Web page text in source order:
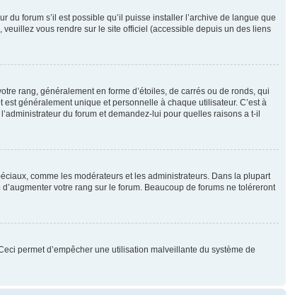
forum s’il est possible qu’il puisse installer l’archive de langue que
vous rendre sur le site officiel (accessible depuis un des liens
rang, généralement en forme d’étoiles, de carrés ou de ronds, qui
généralement unique et personnelle à chaque utilisateur. C’est à
du forum et demandez-lui pour quelles raisons a t-il
comme les modérateurs et les administrateurs. Dans la plupart
votre rang sur le forum. Beaucoup de forums ne toléreront
permet d’empêcher une utilisation malveillante du système de